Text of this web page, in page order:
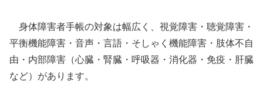
身体障害者手帳の対象は幅広く、視覚障害・聴覚障害・
平衡機能障害・音声・言語・そしゃく機能障害・肢体不自
由・内部障害（心臓・腎臓・呼吸器・消化器・免疫・肝臓
など）があります。